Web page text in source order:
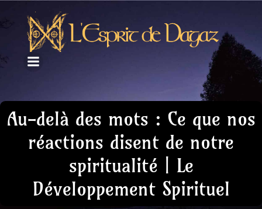
Au-delà des mots : Ce que nos
réactions disent de notre
spiritualité | Le
Développement Spirituel